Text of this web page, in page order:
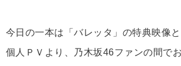
今日の一本は「バレッタ」の特典映像
個人ＰＶより、乃木坂46ファンの間で